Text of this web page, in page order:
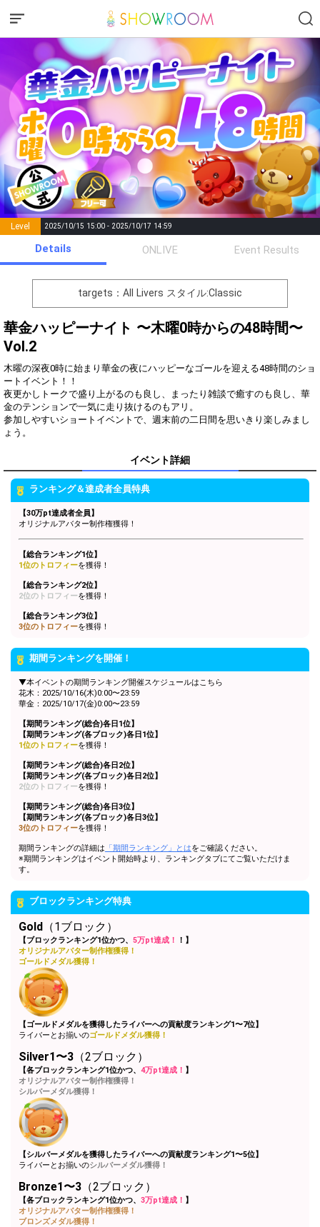
Level 2025/10/15 15:00 - 2025/10/17 14:59
Points List of Goal
number of
positions
Rema
0 Event Begins!
イベントに対する意気込みを
一言！
1000
このイベントでの目標を語ろ
5 2000
自分のルームお決まりの挨拶
でリスナーさんと盛り上がろ
う！
7 7000
スペシャルギフトのお礼コー
ルを見直してみよう！
8 10000
1万pt達成！[Green1〜3]ブロ
条件達成！
9 20000
10 30000
条件達成！
12 50000
ンキング1位特典獲得条件達
成！
オリジナルアバター制作権獲
得！おめでとう！
Gifting
Throw gifts to the stage and join
the live performance.
First, try throwing free Stars
(once a day)! You can also charge
Show Gold to purchase gifts
continue to send gifts to the
performer(s), the performer's
popularity ranking and your
To cheer on performers, you can
send them gifts.
To send performers paid items,
you must use Show Gold.
Details ONLIVE Event Results
targets：All Livers スタイル:Classic
華金ハッピーナイト 〜木曜0時からの48時間〜
Vol.2
木曜の深夜0時に始まり華金の夜にハッピーなゴールを迎える48時間のショ
ートイベント！！
夜更かしトークで盛り上がるのも良し、まったり雑談で癒すのも良し、華
金のテンションで一気に走り抜けるのもアリ。
参加しやすいショートイベントで、週末前の二日間を思いきり楽しみまし
イベント詳細
ランキング＆達成者全員特典
【30万pt達成者全員】
オリジナルアバター制作権獲得！
【総合ランキング1位】
1位のトロフィーを獲得！
【総合ランキング2位】
2位のトロフィーを獲得！
【総合ランキング3位】
3位のトロフィーを獲得！
期間ランキングを開催！
▼本イベントの期間ランキング開催スケジュールはこちら
花木：2025/10/16(木)0:00〜23:59
華金：2025/10/17(金)0:00〜23:59
【期間ランキング(総合)各日1位】
【期間ランキング(各ブロック)各日1位】
1位のトロフィーを獲得！
【期間ランキング(総合)各日2位】
【期間ランキング(各ブロック)各日2位】
2位のトロフィーを獲得！
【期間ランキング(総合)各日3位】
【期間ランキング(各ブロック)各日3位】
3位のトロフィーを獲得！
期間ランキングの詳細は 「期間ランキング」とはをご確認ください。
※期間ランキングはイベント開始時より、ランキングタブにてご覧いただけま
す。
ブロックランキング特典
Gold （1ブロック）
【ブロックランキング1位かつ、 5万pt達成！
！】
オリジナルアバター制作権獲得！
ゴールドメダル獲得！
【ゴールドメダルを獲得したライバーへの貢献度ランキング1〜7位】
ライバーとお揃いのゴールドメダル獲得！
Silver1〜3 （2ブロック）
【各ブロックランキング1位かつ、 4万pt達成！ 】
オリジナルアバター制作権獲得！
シルバーメダル獲得！
【シルバーメダルを獲得したライバーへの貢献度ランキング1〜5位】
ライバーとお揃いのシルバーメダル獲得！
Bronze1〜3 （2ブロック）
【各ブロックランキング1位かつ、 3万pt達成！ 】
オリジナルアバター制作権獲得！
ブロンズメダル獲得！